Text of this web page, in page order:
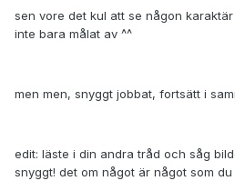
sen vore det kul att se någon
inte bara målat av ^^
men men, snyggt jobbat, fortsätt i
edit: läste i din andra tråd och såg
snyggt! det om något är något som